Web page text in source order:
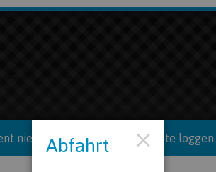
niet ingelogd. Klik hier om in te loggen.
Abfahrt